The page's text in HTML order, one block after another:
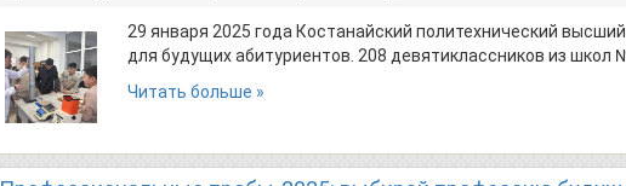
29 января 2025 года Костанайский политехнический
для будущих абитуриентов. 208 девятиклассников из школ
Читать больше »